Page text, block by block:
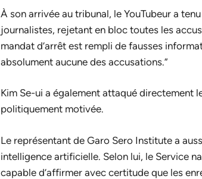
À son arrivée au tribunal, le YouTubeur a
journalistes, rejetant en bloc toutes les
mandat d’arrêt est rempli de fausses
absolument aucune des accusations.”
Kim Se-ui a également attaqué directement
politiquement motivée.
Le représentant de Garo Sero Institute a
intelligence artificielle. Selon lui, le Service
capable d’affirmer avec certitude que les